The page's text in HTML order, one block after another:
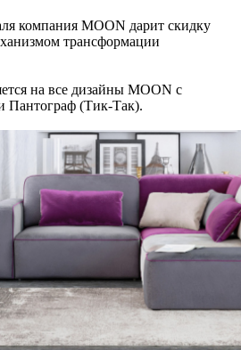
компания MOON дарит скидку
трансформации
на все дизайны MOON с
Пантограф (Тик-Так).